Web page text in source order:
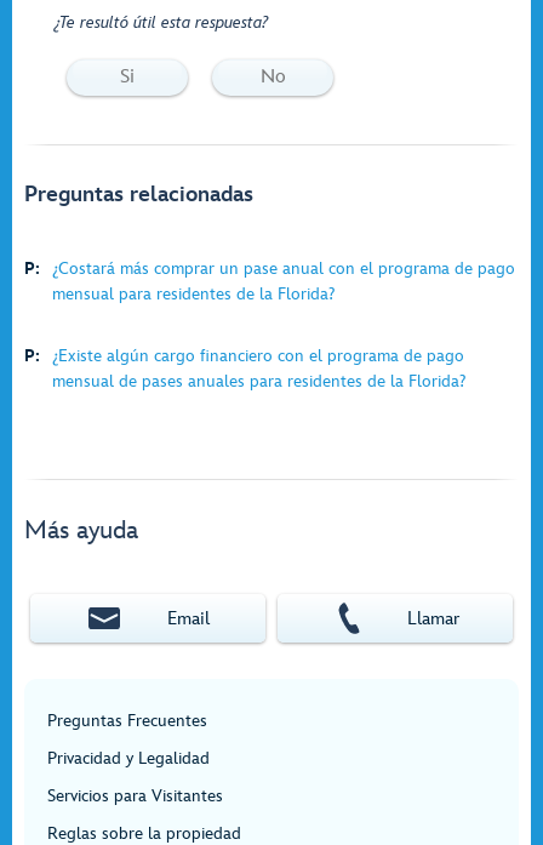
¿Te resultó útil esta respuesta?
Si No
Preguntas relacionadas
P:
¿Costará más comprar un pase anual con el programa de pago
mensual para residentes de la Florida?
P:
¿Existe algún cargo financiero con el programa de pago
mensual de pases anuales para residentes de la Florida?
Más ayuda
Email Llamar
Preguntas Frecuentes
Privacidad y Legalidad
Servicios para Visitantes
Reglas sobre la propiedad